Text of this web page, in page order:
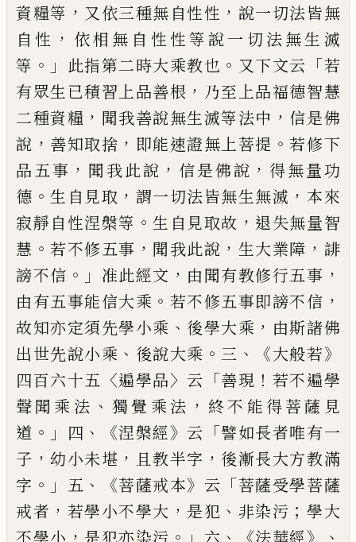
資糧等 ， 又依三種無自性性 ， 說一切法皆無
自性 ， 依相無自性性等說一切法無生滅
等 。」 此指第二時大乘教也 。 又下文云 「若
有眾生已積習上品善根 ， 乃至上品福德智慧
二種資糧 ， 聞我善說無生滅等法中 ， 信是佛
說 ， 善知取捨 ， 即能速證無上菩提 。若修下
品五事 ， 聞我此說 ， 信是佛說 ， 得無量功
德 。生自見取 ， 謂一切法皆無生無滅 ， 本來
寂靜自性涅槃等 。生自見取故 ， 退失無量智
慧 。若不修五事 ， 聞我此說 ， 生大業障 ， 誹
謗不信 。」 准此經文 ， 由聞有教修行五事 ，
由有五事能信大乘 。 若不修五事即謗不信 ，
故知亦定須先學小乘 、 後學大乘 ， 由斯諸佛
出世先說小乘 、 後說大乘 。 三 、《大般若》
四百六十五 〈遍學品〉 云 「善現 ！ 若不遍學
聲聞乘法 、獨覺乘法 ， 終不能得菩薩見
道 。」 四 、 《涅槃經》 云 「譬如長者唯有一
子 ， 幼小未堪 ， 且教半字 ， 後漸長大方教滿
字 。」 五 、《菩薩戒本》 云 「菩薩受學菩薩
戒者 ， 若學小不學大 ， 是犯 、 非染污 ； 學大
不學小 ， 是犯亦染污 。」 六 、《法華經》、